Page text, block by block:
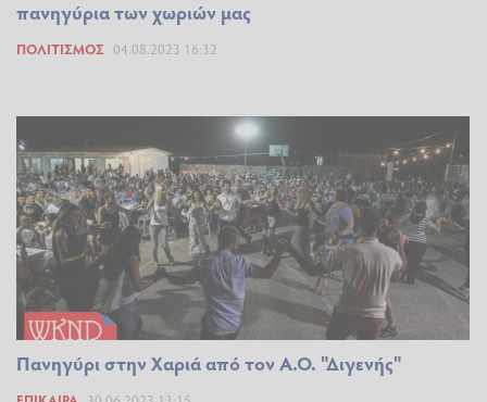
πανηγύρια των χωριών μας
ΠΟΛΙΤΙΣΜΌΣ 04.08.2023 16:32
Πανηγύρι στην Χαριά από τον Α.Ο. "Διγενής"